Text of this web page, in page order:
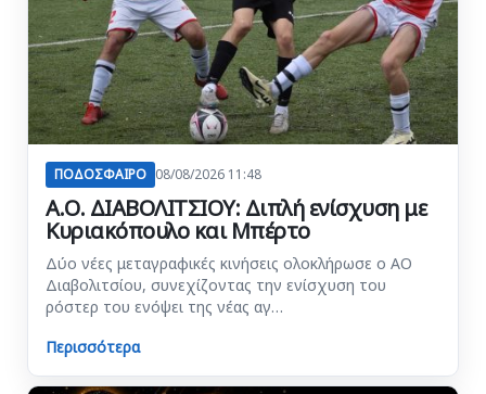
ΠΟΔΟΣΦΑΙΡΟ 08/08/2026 11:48
Α.Ο. ΔΙΑΒΟΛΙΤΣΙΟΥ: Διπλή ενίσχυση με
Κυριακόπουλο και Μπέρτο
Δύο νέες μεταγραφικές κινήσεις ολοκλήρωσε ο ΑΟ
Διαβολιτσίου, συνεχίζοντας την ενίσχυση του
ρόστερ του ενόψει της νέας αγ…
Περισσότερα